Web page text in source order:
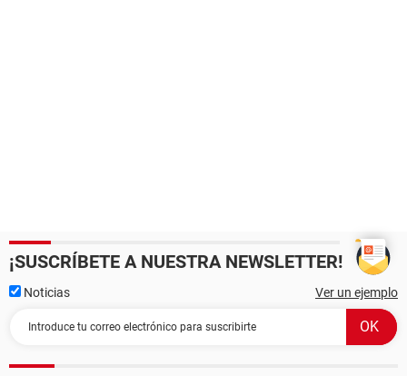
¡SUSCRÍBETE A NUESTRA NEWSLETTER!
Noticias Ver un ejemplo